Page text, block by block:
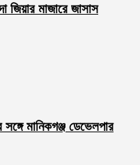
জিয়ার মাজারে জাসাস
সঙ্গে মানিকগঞ্জ ডেভেলপার